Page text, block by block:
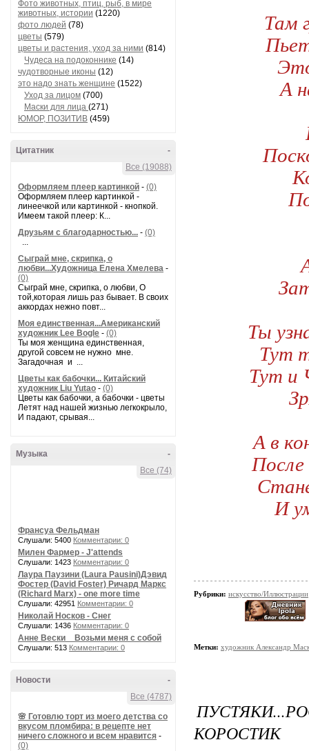
Фото животных, птиц, рыб, в мире
животных, истории (1220)
фото людей (78)
цветы (579)
цветы и растения, уход за ними (814)
Чудеса на подоконнике (14)
чудотворные иконы (12)
это надо знать женщине (1522)
Уход за лицом (700)
Маски для лица (271)
ЮМОР, ПОЗИТИВ (459)
-
Цитатник
Все (19088)
Оформляем плеер картинкой - (0)
Оформляем плеер картинкой -
линеечкой или картинкой - кнопкой.
Имеем такой плеер: К...
Друзьям с благодарностью... - (0)
...
Сыграй мне, скрипка, о
любви...Художница Елена Хмелева -
(0)
Сыграй мне, скрипка, о любви, О
той,которая лишь раз бывает. В своих
аккордах нежно повт...
Моя единственная...Американский
художник Lee Bogle - (0)
Ты моя женщина единственная,
другой совсем не нужно мне.
Загадочная и ...
Цветы как бабочки... Китайский
художник Liu Yutao - (0)
Цветы как бабочки, а бабочки - цветы
Летят над нашей жизнью легкокрыло,
И падают, срывая...
-
Музыка
Все (74)
Франсуа Фельдман
Слушали: 5400 Комментарии: 0
Милен Фармер - J'attends
Слушали: 1423 Комментарии: 0
Лаура Паузини (Laura Pausini)Дэвид
Фостер (David Foster) Ричард Маркс
(Richard Marx) - one more time
Слушали: 42951 Комментарии: 0
Николай Носков - Снег
Слушали: 1436 Комментарии: 0
Анне Вески _ Возьми меня с собой
Слушали: 513 Комментарии: 0
-
Новости
Все (4787)
🌸 Готовлю торт из моего детства со
вкусом пломбира: в рецепте нет
ничего сложного и всем нравится -
(0)
Там
А
Ты
Тут
Тут и
А в
И
Рубрики: искусство/Иллюстрации
Метки: художник Александр
КОРОСТИК